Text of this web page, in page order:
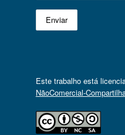
Este trabalho está
NãoComercial-